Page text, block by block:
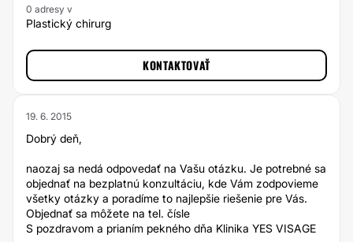
0 adresy v
Plastický chirurg
KONTAKTOVAŤ
19. 6. 2015
Dobrý deň,
naozaj sa nedá odpovedať na Vašu otázku. Je potrebné sa
objednať na bezplatnú konzultáciu, kde Vám zodpovieme
všetky otázky a poradíme to najlepšie riešenie pre Vás.
Objednať sa môžete na tel. čísle
S pozdravom a prianím pekného dňa Klinika YES VISAGE